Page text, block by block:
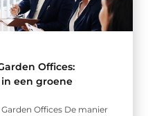
Offices:
een groene
Offices De manier